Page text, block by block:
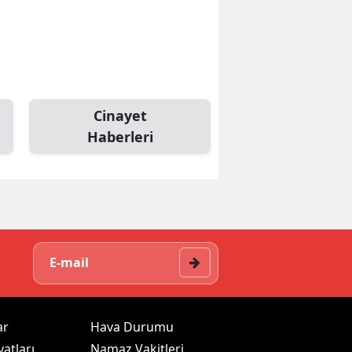
Cinayet
Haberleri
Hava Durumu